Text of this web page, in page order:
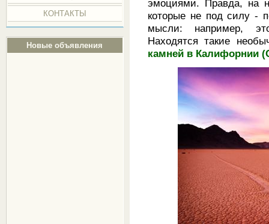
КОНТАКТЫ
Новые объявления
эмоциями. Правда, на
которые не под силу -
мысли: например,
Находятся такие
камней в Калифорнии